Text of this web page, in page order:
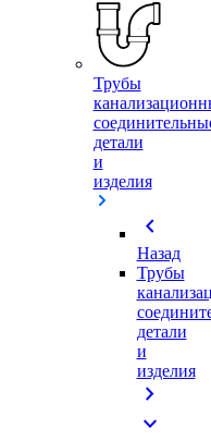
Трубы
детали
и
изделия
chevron_left
Назад
Трубы
детали
и
изделия
chevron_right
expand_more